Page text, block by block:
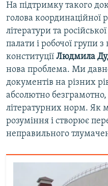
На підтримку такого
голова координаційної
літератури та
палати і робочої групи
конституції Людмила
нова проблема. Ми
документів на різних
абсолютно
літературних норм. Як
розуміння і створює
неправильного